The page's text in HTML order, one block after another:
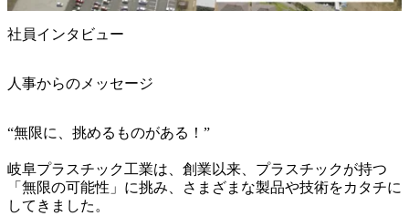
社員インタビュー
人事からのメッセージ
“無限に、挑めるものがある！”
岐阜プラスチック工業は、創業以来、プラスチックが持つ
「無限の可能性」に挑み、さまざまな製品や技術をカタチに
してきました。